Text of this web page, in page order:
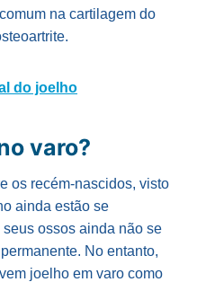
na cartilagem do
do joelho
varo?
os recém-nascidos, visto
ainda estão se
ossos ainda não se
No entanto,
joelho em varo como